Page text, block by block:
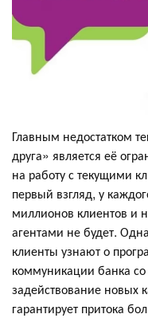
Главным недостатком
друга» является её
на работу с текущими
первый взгляд, у
миллионов клиентов и
агентами не будет.
клиенты узнают о
коммуникации банка
задействование новых
гарантирует притока